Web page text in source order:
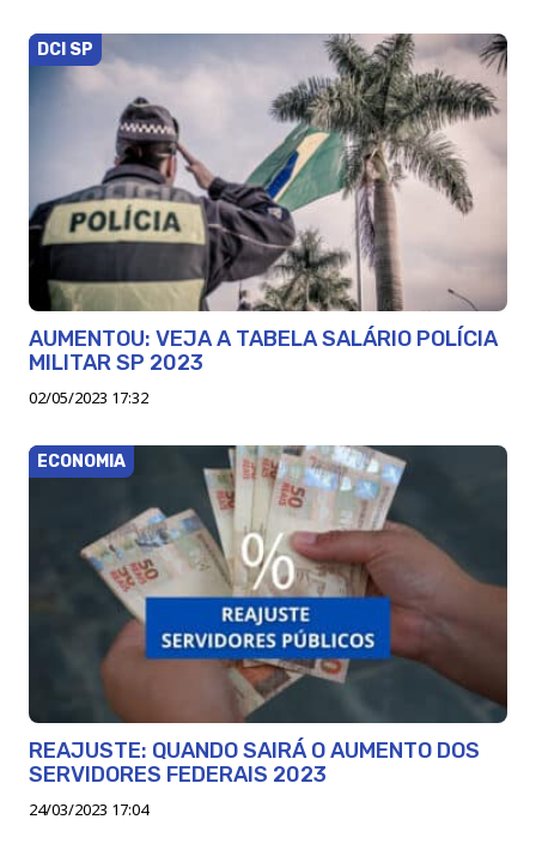
DCI SP
AUMENTOU: VEJA A TABELA SALÁRIO POLÍCIA
MILITAR SP 2023
02/05/2023 17:32
ECONOMIA
REAJUSTE: QUANDO SAIRÁ O AUMENTO DOS
SERVIDORES FEDERAIS 2023
24/03/2023 17:04